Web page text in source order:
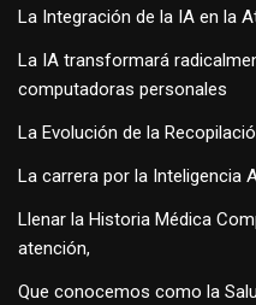
La Integración de la IA en la
La IA transformará
computadoras personales
La Evolución de la
La carrera por la Inteligencia
Llenar la Historia Médica
atención,
Que conocemos como la